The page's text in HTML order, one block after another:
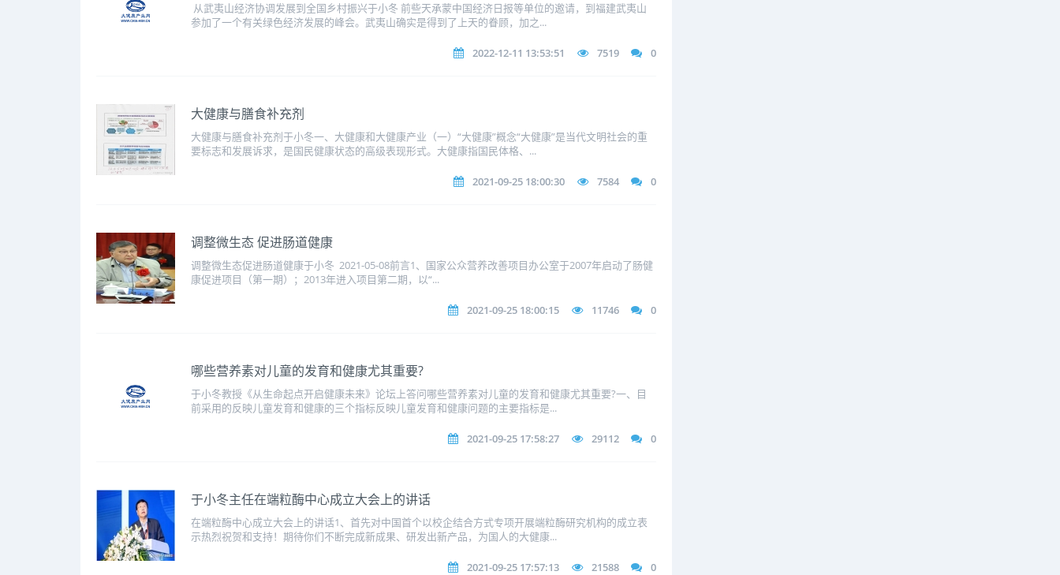
从武夷山经济协调发展到全国乡村振兴于小冬 前些天承蒙中国经济日报等单位的邀请，到福建武夷山
参加了一个有关绿色经济发展的峰会。武夷山确实是得到了上天的眷顾，加之...
2022-12-11 13:53:51 7519 0
大健康与膳食补充剂
大健康与膳食补充剂于小冬一、大健康和大健康产业（一）“大健康”概念“大健康”是当代文明社会的重
要标志和发展诉求，是国民健康状态的高级表现形式。大健康指国民体格、...
2021-09-25 18:00:30 7584 0
调整微生态 促进肠道健康
调整微生态促进肠道健康于小冬 2021-05-08前言1、国家公众营养改善项目办公室于2007年启动了肠健
康促进项目（第一期）；2013年进入项目第二期，以“...
2021-09-25 18:00:15 11746 0
哪些营养素对儿童的发育和健康尤其重要?
于小冬教授《从生命起点开启健康未来》论坛上答问哪些营养素对儿童的发育和健康尤其重要?一、目
前采用的反映儿童发育和健康的三个指标反映儿童发育和健康问题的主要指标是...
2021-09-25 17:58:27 29112 0
于小冬主任在端粒酶中心成立大会上的讲话
在端粒酶中心成立大会上的讲话1、首先对中国首个以校企结合方式专项开展端粒酶研究机构的成立表
示热烈祝贺和支持！期待你们不断完成新成果、研发出新产品，为国人的大健康...
2021-09-25 17:57:13 21588 0